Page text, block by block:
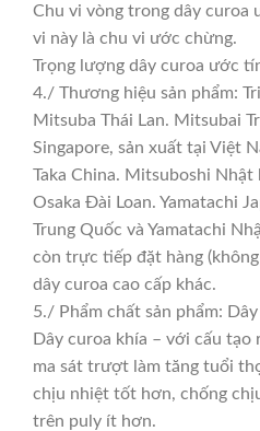
Chu vi vòng trong dây curoa
vi này là chu vi ước chừng.
Trọng lượng dây curoa ước
4./ Thương hiệu sản phẩm:
Mitsuba Thái Lan. Mitsubai
Singapore, sản xuất tại Việt
Taka China. Mitsuboshi Nhật
Osaka Đài Loan. Yamatachi
Trung Quốc và Yamatachi
còn trực tiếp đặt hàng
dây curoa cao cấp khác.
5./ Phẩm chất sản phẩm:
Dây curoa khía – với cấu tạo
ma sát trượt làm tăng tuổi
chịu nhiệt tốt hơn, chống
trên puly ít hơn.